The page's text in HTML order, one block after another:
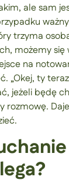
ale sam
trzyma
możemy się
na
„Okej, ty
jeżeli będę
rozmowę.